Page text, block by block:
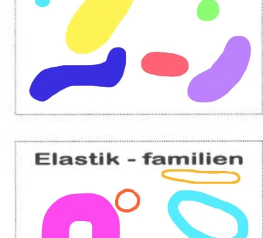
Abstrakt
tegneleg